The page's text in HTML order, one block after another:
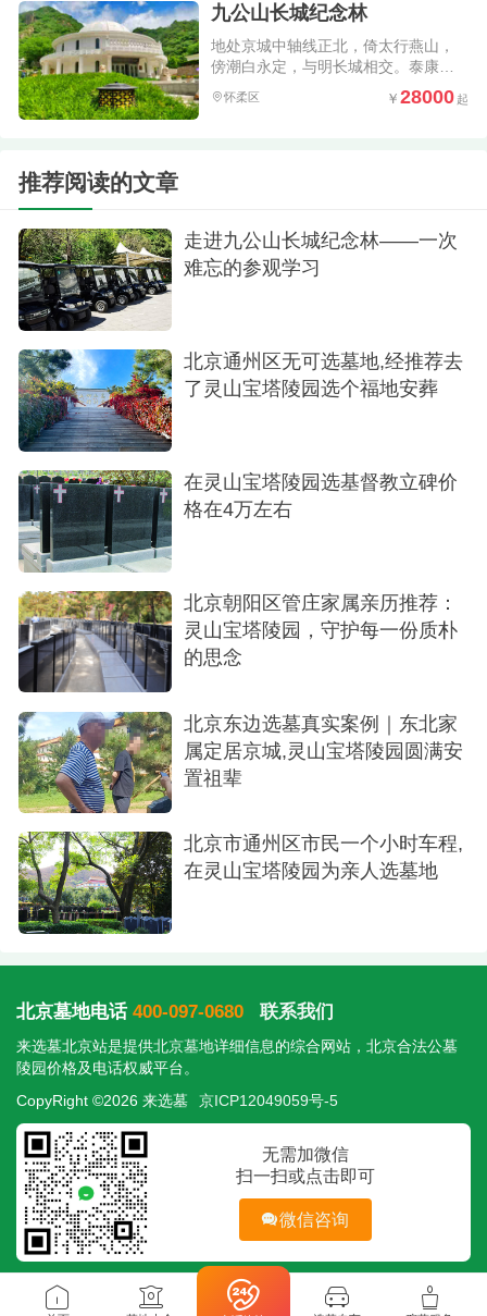
九公山长城纪念林
地处京城中轴线正北，倚太行燕山，
傍潮白永定，与明长城相交。泰康旗
下力作，独具匠心的树葬艺术墓碑，
北京为数不多的优质陵园
怀柔区 28000
推荐阅读的文章
走进九公山长城纪念林——一次
难忘的参观学习
北京通州区无可选墓地,经推荐去
了灵山宝塔陵园选个福地安葬
在灵山宝塔陵园选基督教立碑价
格在4万左右
北京朝阳区管庄家属亲历推荐：
灵山宝塔陵园，守护每一份质朴
的思念
北京东边选墓真实案例｜东北家
属定居京城,灵山宝塔陵园圆满安
置祖辈
北京市通州区市民一个小时车程,
在灵山宝塔陵园为亲人选墓地
北京墓地电话 400-097-0680 联系我们
来选墓北京站是提供北京墓地详细信息的综合网站，北京合法公墓
陵园价格及电话权威平台。
CopyRight ©2026 来选墓
京ICP12049059号-5
无需加微信
扫一扫或点击即可
微信咨询